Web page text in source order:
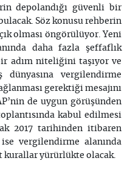
depolandığı güvenli bir
Söz konusu rehberin
olması öngörülüyor. Yeni
daha fazla şeffaflık
adım niteliğini taşıyor ve
dünyasına vergilendirme
gerektiği mesajını
de uygun görüşünden
kabul edilmesi
2017 tarihinden itibaren
vergilendirme alanında
kurallar yürürlükte olacak.